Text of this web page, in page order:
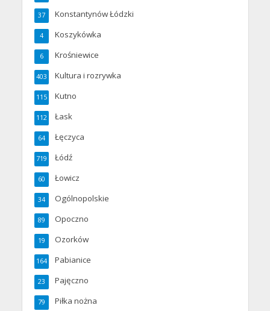
Konstantynów Łódzki
37
Koszykówka
4
Krośniewice
6
Kultura i rozrywka
403
Kutno
115
Łask
112
Łęczyca
64
Łódź
719
Łowicz
60
Ogólnopolskie
34
Opoczno
89
Ozorków
19
Pabianice
164
Pajęczno
23
Piłka nożna
79